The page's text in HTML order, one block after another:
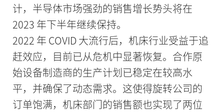
计，半导体市场强劲的销售增长势头将在
2023 年下半年继续保持。
2022 年 COVID 大流行后，机床行业受益于追
赶效应，目前已从危机中显著恢复。合作原
始设备制造商的生产计划已稳定在较高水
平，并确保了动态需求。这使得旋转公司的
订单饱满，机床部门的销售额也实现了两位